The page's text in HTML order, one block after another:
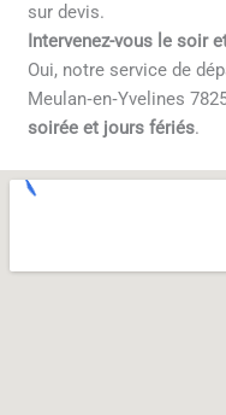
sur devis.
Intervenez-vous le soir
Oui, notre service de
Meulan‑en‑Yvelines
soirée et jours fériés.